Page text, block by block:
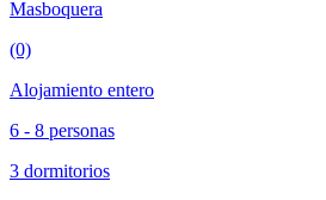
Masboquera
(0)
Alojamiento entero
6 - 8 personas
3 dormitorios